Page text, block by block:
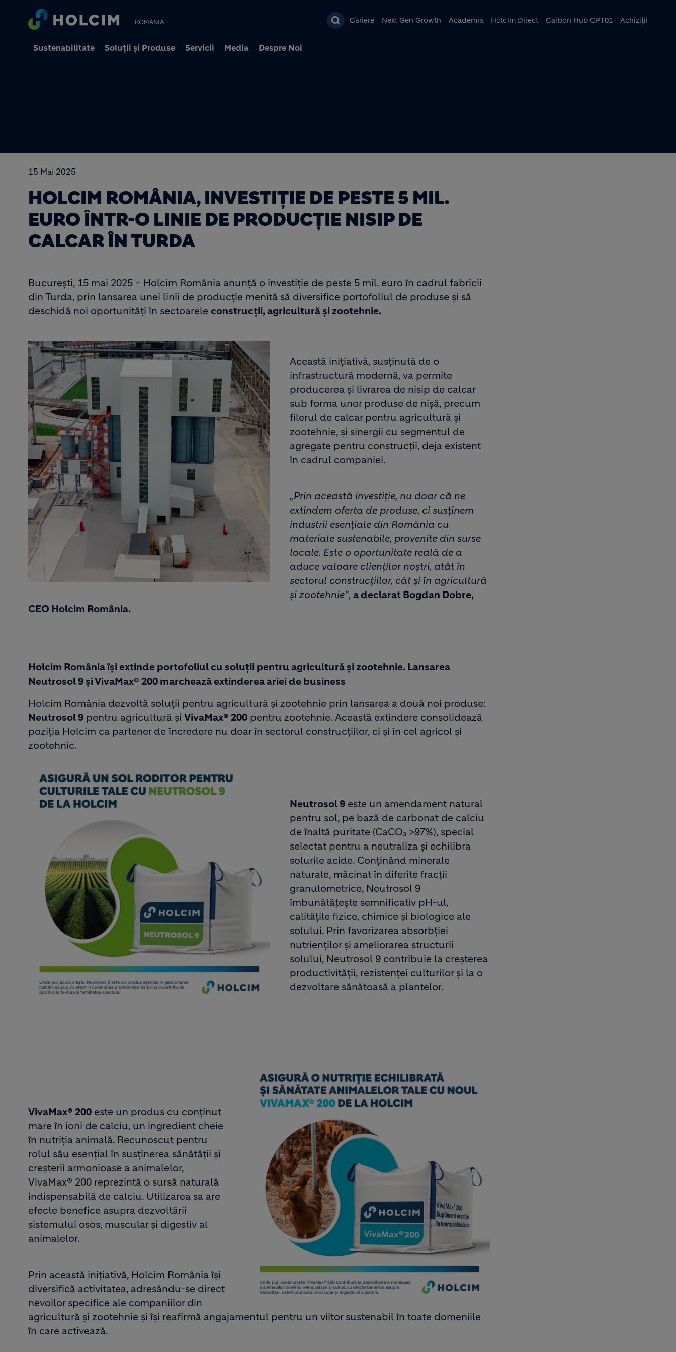
Mergi la conţinutul principal
ROMANIA Cariere Next Gen Growth Academia Holcim Direct Carbon Hub CPT01 Achiziții
Sustenabilitate Soluții și Produse Servicii Media Despre Noi
15 Mai 2025
HOLCIM ROMÂNIA, INVESTIȚIE DE PESTE 5 MIL.
EURO ÎNTR-O LINIE DE PRODUCȚIE NISIP DE
CALCAR ÎN TURDA
București, 15 mai 2025 – Holcim România anunță o investiție de peste 5 mil. euro în cadrul fabricii
din Turda, prin lansarea unei linii de producție menită să diversifice portofoliul de produse și să
deschidă noi oportunități în sectoarele construcții, agricultură și zootehnie.
Image
Această inițiativă, susținută de o
infrastructură modernă, va permite
producerea și livrarea de nisip de calcar
sub forma unor produse de nișă, precum
filerul de calcar pentru agricultură și
zootehnie, și sinergii cu segmentul de
agregate pentru construcții, deja existent
în cadrul companiei.
„Prin această investiție, nu doar că ne
extindem oferta de produse, ci susținem
industrii esențiale din România cu
materiale sustenabile, provenite din surse
locale. Este o oportunitate reală de a
aduce valoare clienților noștri, atât în
sectorul construcțiilor, cât și în agricultură
și zootehnie”, a declarat Bogdan Dobre,
CEO Holcim România.
Holcim România își extinde portofoliul cu soluții pentru agricultură și zootehnie. Lansarea
Neutrosol 9 și VivaMax® 200 marchează extinderea ariei de business
Holcim România dezvoltă soluții pentru agricultură și zootehnie prin lansarea a două noi produse:
Neutrosol 9 pentru agricultură și VivaMax® 200 pentru zootehnie. Această extindere consolidează
poziția Holcim ca partener de încredere nu doar în sectorul construcțiilor, ci și în cel agricol și
zootehnic.
Neutrosol 9 este un amendament natural
pentru sol, pe bază de carbonat de calciu
de înaltă puritate (CaCO₃ >97%), special
selectat pentru a neutraliza și echilibra
solurile acide. Conținând minerale
naturale, măcinat în diferite fracții
granulometrice, Neutrosol 9
îmbunătățește semnificativ pH-ul,
calitățile fizice, chimice și biologice ale
solului. Prin favorizarea absorbției
nutrienților și ameliorarea structurii
solului, Neutrosol 9 contribuie la creșterea
productivității, rezistenței culturilor și la o
dezvoltare sănătoasă a plantelor.
VivaMax® 200 este un produs cu conținut
mare în ioni de calciu, un ingredient cheie
în nutriția animală. Recunoscut pentru
rolul său esențial în susținerea sănătății și
creșterii armonioase a animalelor,
VivaMax® 200 reprezintă o sursă naturală
indispensabilă de calciu. Utilizarea sa are
efecte benefice asupra dezvoltării
sistemului osos, muscular și digestiv al
animalelor.
Prin această inițiativă, Holcim România își
diversifică activitatea, adresându-se direct
nevoilor specifice ale companiilor din
agricultură și zootehnie și își reafirmă angajamentul pentru un viitor sustenabil în toate domeniile
în care activează.